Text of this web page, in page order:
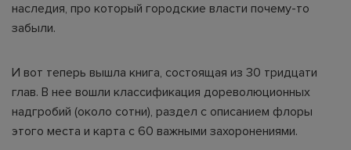
наследия, про который городские власти почему-то
забыли.
И вот теперь вышла книга, состоящая из 30 тридцати
глав. В нее вошли классификация дореволюционных
надгробий (около сотни), раздел с описанием флоры
этого места и карта с 60 важными захоронениями.